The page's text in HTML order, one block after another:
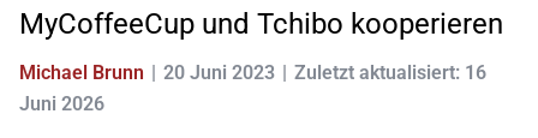
MyCoffeeCup und Tchibo kooperieren
Michael Brunn 20 Juni 2023
Zuletzt aktualisiert: 16
Juni 2026